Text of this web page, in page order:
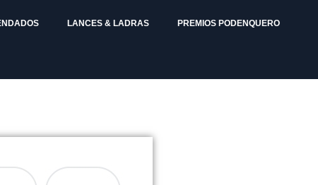
LANCES & LADRAS PREMIOS PODENQUERO